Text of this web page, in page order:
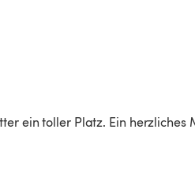
ein toller Platz. Ein herzliches